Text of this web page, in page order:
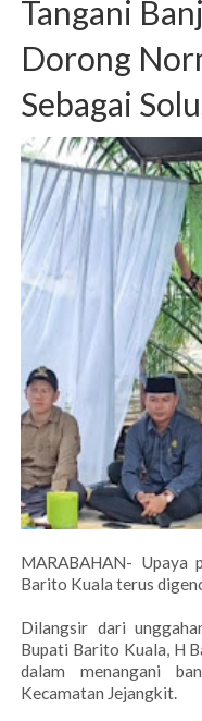
Tangani
Dorong
Sebagai
MARABAHAN- Upaya
Barito Kuala terus
Dilangsir dari
Bupati Barito Kuala, H
dalam menangani
Kecamatan Jejangkit.